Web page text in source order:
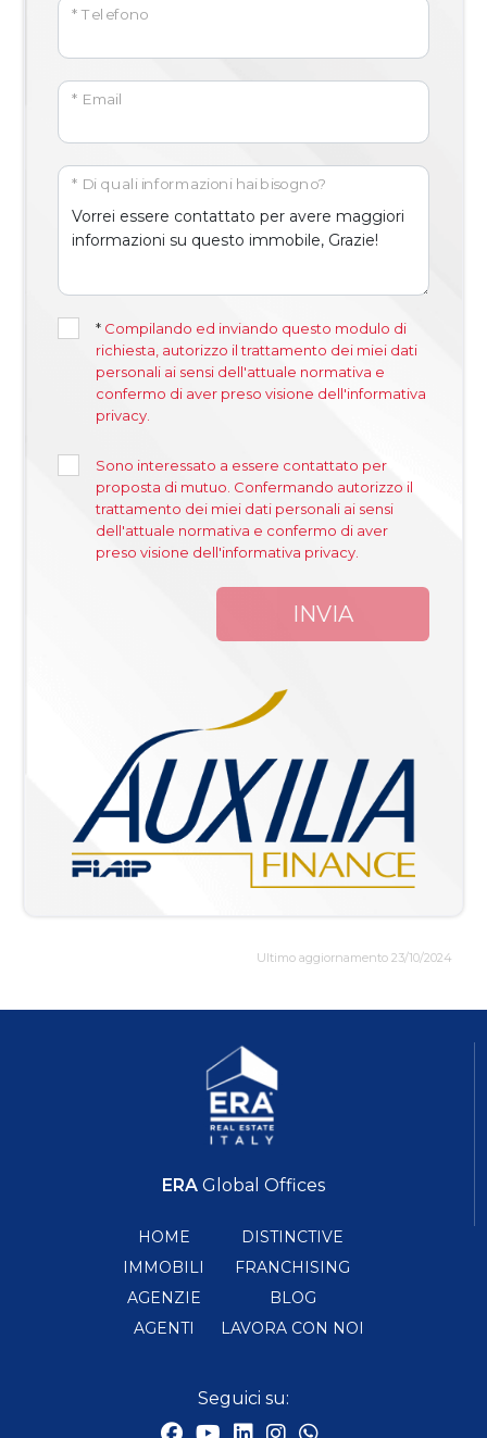
* Telefono
* Email
* Di quali informazioni hai bisogno?
* Compilando ed inviando questo modulo di
richiesta, autorizzo il trattamento dei miei dati
personali ai sensi dell'attuale normativa e
confermo di aver preso visione dell'informativa
privacy.
Sono interessato a essere contattato per
proposta di mutuo. Confermando autorizzo il
trattamento dei miei dati personali ai sensi
dell'attuale normativa e confermo di aver
preso visione dell'informativa privacy.
INVIA
Ultimo aggiornamento 23/10/2024
ERAGlobal Offices
HOME
IMMOBILI
AGENZIE
AGENTI
DISTINCTIVE
FRANCHISING
BLOG
LAVORA CON NOI
Seguici su: